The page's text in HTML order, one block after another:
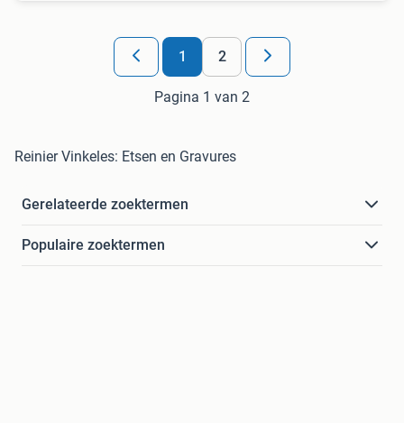
1 2
Pagina 1 van 2
Reinier Vinkeles: Etsen en Gravures
Gerelateerde zoektermen
Populaire zoektermen